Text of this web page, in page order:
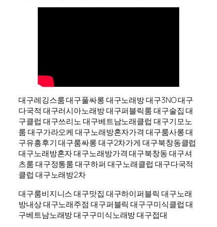
대구레깅스룸 대구풀싸롱 대구노래방 대구3NO 대구
다국적 대구러시아노래방 대구퍼블릭룸 대구술집 대
구클럽 대구쓰리노 대구베트남노래클럽 대구기모노
룸 대구가라오케 대구노래방혼자가격 대구룸사롱 대
구유흥후기 대구룸싸롱 대구2차가게 대구북창동클럽
대구노래방혼자 대구노래방가격 대구북창동 대구셔
츠룸 대구정통룸 대구하퍼 대구노래클럽 대구다국적
클럽 대구노래방2차
대구룸비지니스 대구맛집 대구하이퍼블릭 대구노래
방내상 대구노래주점 대구퍼블릭 대구구미식클럽 대
구베트남노래방 대구구미식노래방 대구접대